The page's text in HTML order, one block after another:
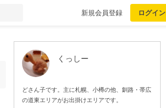
新規会員登録 ログイン
くっしー
どさん子です。主に札幌、小樽の他、釧路・帯広
の道東エリアがお出掛けエリアです。